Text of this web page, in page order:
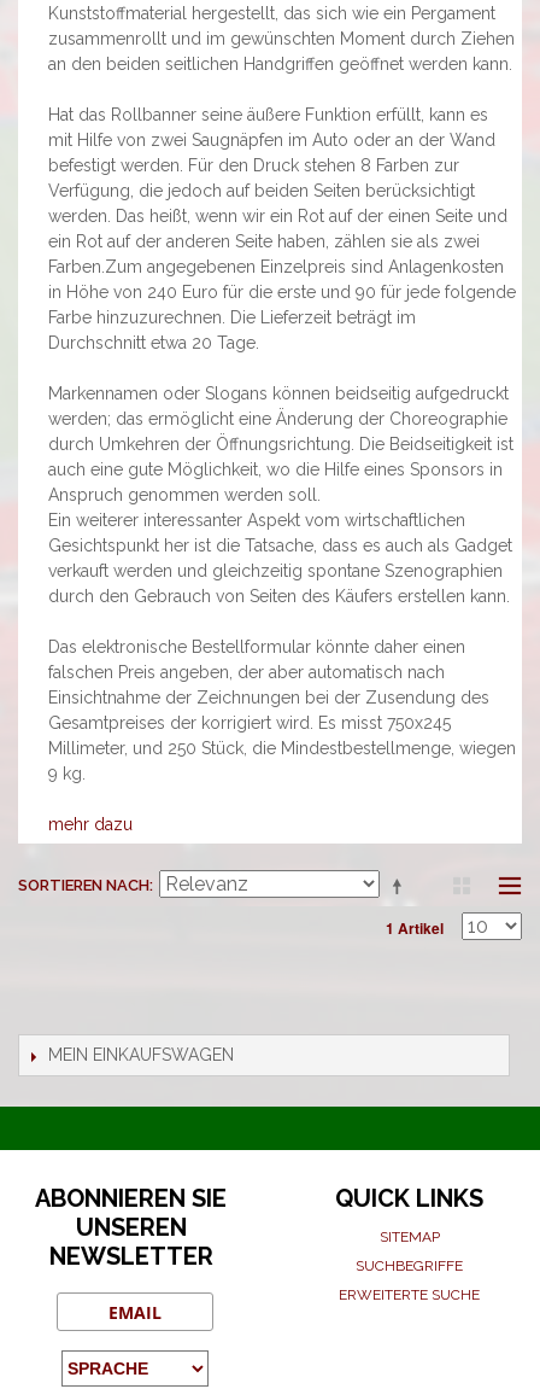
Kunststoffmaterial hergestellt, das sich wie ein Pergament
zusammenrollt und im gewünschten Moment durch Ziehen
an den beiden seitlichen Handgriffen geöffnet werden kann.
Hat das Rollbanner seine äußere Funktion erfüllt, kann es
mit Hilfe von zwei Saugnäpfen im Auto oder an der Wand
befestigt werden. Für den Druck stehen 8 Farben zur
Verfügung, die jedoch auf beiden Seiten berücksichtigt
werden. Das heißt, wenn wir ein Rot auf der einen Seite und
ein Rot auf der anderen Seite haben, zählen sie als zwei
Farben.Zum angegebenen Einzelpreis sind Anlagenkosten
in Höhe von 240 Euro für die erste und 90 für jede folgende
Farbe hinzuzurechnen. Die Lieferzeit beträgt im
Durchschnitt etwa 20 Tage.
Markennamen oder Slogans können beidseitig aufgedruckt
werden; das ermöglicht eine Änderung der Choreographie
durch Umkehren der Öffnungsrichtung. Die Beidseitigkeit ist
auch eine gute Möglichkeit, wo die Hilfe eines Sponsors in
Anspruch genommen werden soll.
Ein weiterer interessanter Aspekt vom wirtschaftlichen
Gesichtspunkt her ist die Tatsache, dass es auch als Gadget
verkauft werden und gleichzeitig spontane Szenographien
durch den Gebrauch von Seiten des Käufers erstellen kann.
Das elektronische Bestellformular könnte daher einen
falschen Preis angeben, der aber automatisch nach
Einsichtnahme der Zeichnungen bei der Zusendung des
Gesamtpreises der korrigiert wird. Es misst 750x245
Millimeter, und 250 Stück, die Mindestbestellmenge, wiegen
9 kg.
mehr dazu
SORTIEREN NACH
1 Artikel
MEIN EINKAUFSWAGEN
ABONNIEREN SIE
UNSEREN
NEWSLETTER
QUICK LINKS
SITEMAP
SUCHBEGRIFFE
ERWEITERTE SUCHE